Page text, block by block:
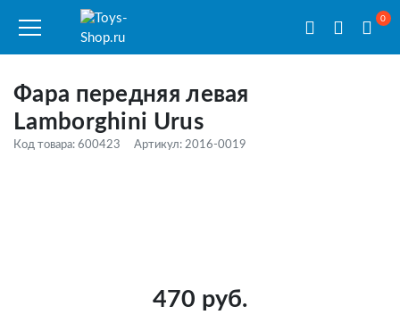
0
Фара передняя левая
Lamborghini Urus
Код товара: 600423 Артикул: 2016-0019
470 руб.